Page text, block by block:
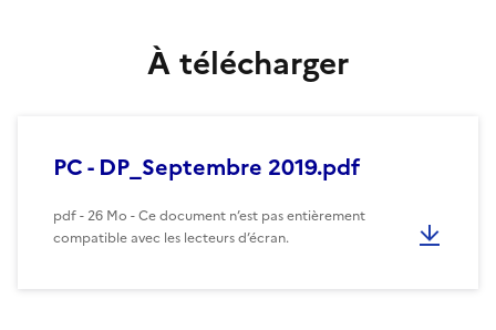
À télécharger
PC - DP_Septembre 2019.pdf
pdf - 26 Mo - Ce document n’est pas entièrement
compatible avec les lecteurs d’écran.